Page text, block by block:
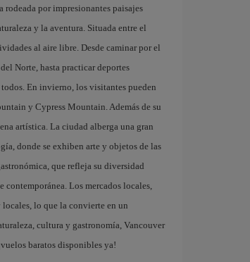
rodeada por impresionantes paisajes
y la aventura. Situada entre el
al aire libre. Desde caminar por el
Norte, hasta practicar deportes
En invierno, los visitantes pueden
y Cypress Mountain. Además de su
artística. La ciudad alberga una gran
donde se exhiben arte y objetos de las
que refleja su diversidad
contemporánea. Los mercados locales,
lo que la convierte en un
cultura y gastronomía, Vancouver
baratos disponibles ya!